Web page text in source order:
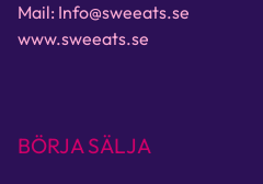
Mail: Info@sweeats.se
www.sweeats.se
BÖRJA SÄLJA